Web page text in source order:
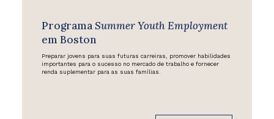
ProgramaSummer Youth Employment
em Boston
Preparar jovens para suas futuras carreiras, promover habilidades
importantes para o sucesso no mercado de trabalho e fornecer
renda suplementar para as suas famílias.